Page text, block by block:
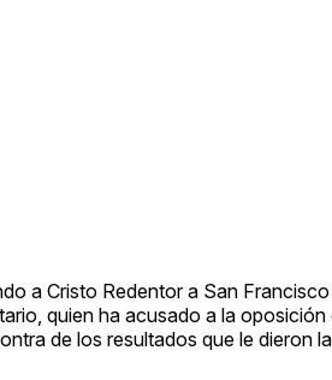
a Cristo Redentor a San
quien ha acusado a la
de los resultados que le dieron